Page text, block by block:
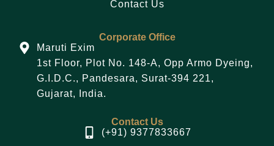
Contact Us
Corporate Office
Maruti Exim
1st Floor, Plot No. 148-A, Opp Armo Dyeing,
G.I.D.C., Pandesara, Surat-394 221,
Gujarat, India.
Contact Us
(+91) 9377833667